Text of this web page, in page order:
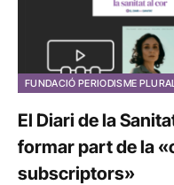
FUNDACIÓ PERIODISME PLURAL
El Diari de la
formar part de la
subscriptors»